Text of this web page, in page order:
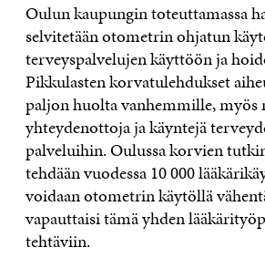
Oulun kaupungin toteuttamassa
selvitetään otometrin ohjatun
terveyspalvelujen käyttöön ja
Pikkulasten korvatulehdukset
paljon huolta vanhemmille, myös
yhteydenottoja ja käyntejä
palveluihin. Oulussa korvien
tehdään vuodessa 10 000
voidaan otometrin käytöllä
vapauttaisi tämä yhden
tehtäviin.